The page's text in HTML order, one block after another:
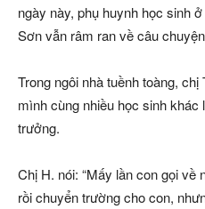
ngày này, phụ huynh học sinh
Sơn vẫn râm ran về câu
Trong ngôi nhà tuềnh toàng,
mình cùng nhiều học sinh khác
trưởng.
Chị H. nói: “Mấy lần con gọi về
rồi chuyển trường cho con,